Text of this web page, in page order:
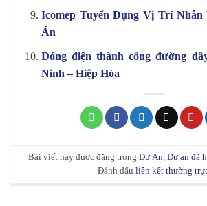
Icomep Tuyển Dụng Vị Trí Nhân
Án
Đóng điện thành công đường
Ninh – Hiệp Hòa
Bài viết này được đăng trong Dự Án, Dự án đã
Đánh dấu liên kết thường